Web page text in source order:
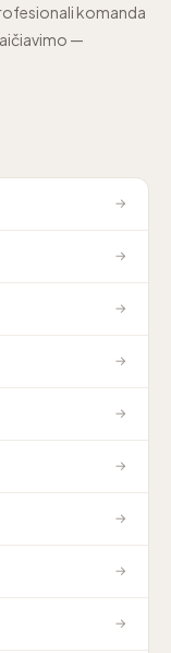
komanda
—
→
→
→
→
→
→
→
→
→